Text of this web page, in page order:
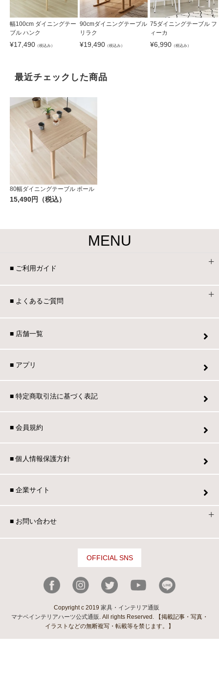
幅100cm ダイニングテー
ブル ハンク
¥17,490 （税込み）
90cmダイニングテーブル
リラク
¥19,490 （税込み）
75ダイニングテーブル フ
ィーカ
¥6,990（税込み）
最近チェックした商品
80幅ダイニングテーブル ポール
15,490円（税込）
MENU
■ ご利用ガイド
■ よくあるご質問
■ 店舗一覧
■ アプリ
■ 特定商取引法に基づく表記
■ 会員規約
■ 個人情報保護方針
■ 企業サイト
■ お問い合わせ
OFFICIAL SNS
Copyright c 2019 家具・インテリア通販
マナベインテリアハーツ公式通販 . All rights Reserved. 【掲載記事・写真・
イラストなどの無断複写・転載等を禁じます。】